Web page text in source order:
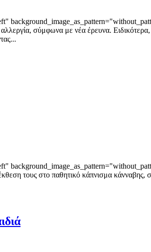
σύμφωνα με νέα έρευνα.
τους στο παθητικό κάπνισμα